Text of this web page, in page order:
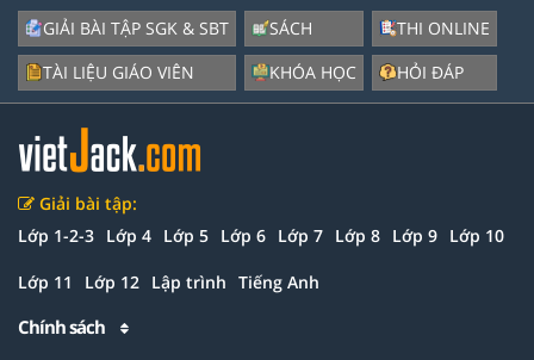
GIẢI BÀI TẬP SGK & SBT
TÀI LIỆU GIÁO VIÊN
SÁCH
KHÓA HỌC
THI ONLINE
HỎI ĐÁP
Giải bài tập:
Lớp 1-2-3 Lớp 4 Lớp 5 Lớp 6 Lớp 7 Lớp 8 Lớp 9 Lớp 10
Lớp 11 Lớp 12 Lập trình Tiếng Anh
Chính sách